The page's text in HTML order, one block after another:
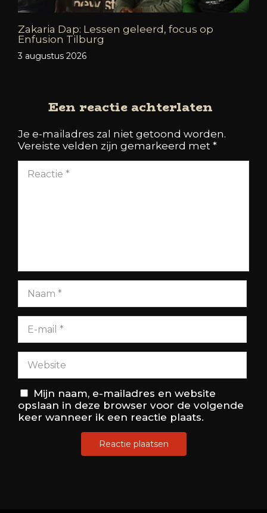
Zakaria Dap: Lessen geleerd, focus op
Enfusion Tilburg
3 augustus 2026
Een reactie achterlaten
Je e-mailadres zal niet getoond worden.
Vereiste velden zijn gemarkeerd met *
Mijn naam, e-mailadres en website
opslaan in deze browser voor de volgende
keer wanneer ik een reactie plaats.